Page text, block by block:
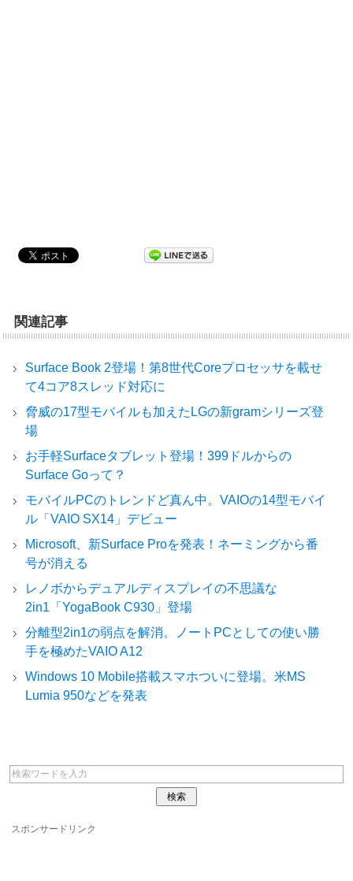
関連記事
Surface Book 2登場！第8世代Coreプロセッサを載せ
て4コア8スレッド対応に
脅威の17型モバイルも加えたLGの新gramシリーズ登
場
お手軽Surfaceタブレット登場！399ドルからの
Surface Goって？
モバイルPCのトレンドど真ん中。VAIOの14型モバイ
ル「VAIO SX14」デビュー
Microsoft、新Surface Proを発表！ネーミングから番
号が消える
レノボからデュアルディスプレイの不思議な
2in1「YogaBook C930」登場
分離型2in1の弱点を解消。ノートPCとしての使い勝
手を極めたVAIO A12
Windows 10 Mobile搭載スマホついに登場。米MS
Lumia 950などを発表
スポンサードリンク